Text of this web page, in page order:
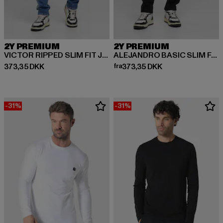
2Y PREMIUM
VICTOR RIPPED SLIM FIT JEANS
373,35 DKK
Nuværende pris: 373,35 DKK
2Y PREMIUM
ALEJANDRO BASIC SLIM FIT JEANS
fra373,35 DKK
Nuværende pris: Fra 373,35
-31% -31%